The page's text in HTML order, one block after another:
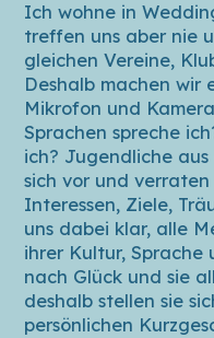
Ich wohne in
treffen uns aber nie
gleichen Vereine,
Deshalb machen wir
Mikrofon und
Sprachen spreche
ich? Jugendliche
sich vor und
Interessen, Ziele,
uns dabei klar, alle
ihrer Kultur, Sprache
nach Glück und sie
deshalb stellen sie
persönlichen